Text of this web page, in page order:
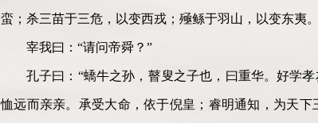
蛮；杀三苗于三危，以变西戎；殛鲧于羽山，以变东夷
宰我曰：“请问帝舜？”
孔子曰：“蟜牛之孙，瞽叟之子也，曰重华。好学
恤远而亲亲。承受大命，依于倪皇；睿明通知，为天